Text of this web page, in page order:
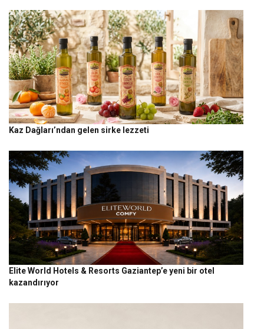
Kaz Dağları’ndan gelen sirke lezzeti
Elite World Hotels & Resorts Gaziantep’e yeni bir otel
kazandırıyor